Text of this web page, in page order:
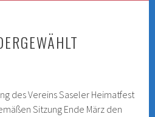
des Vereins Saseler Heimatfest
Sitzung Ende März den